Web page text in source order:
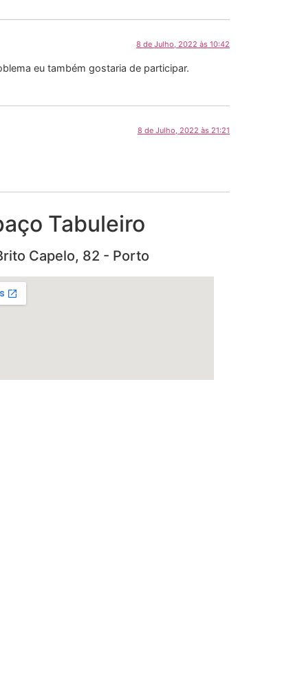
8 de Julho, 2022 às 10:42
eu também gostaria de participar.
8 de Julho, 2022 às 21:21
Tabuleiro
Capelo, 82 - Porto